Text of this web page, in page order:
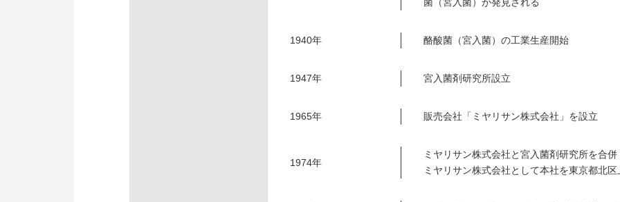
1940年 酪酸菌（宮入菌）の工業生産開始
1947年 宮入菌剤研究所設立
1965年 販売会社「ミヤリサン株式会社」を設立
1974年
ミヤリサン株式会社と宮入菌剤研究所を合併
ミヤリサン株式会社として本社を東京都北